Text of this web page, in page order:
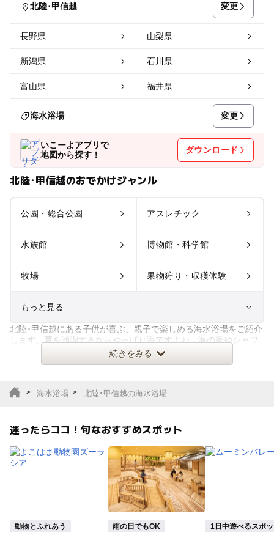
北陸･甲信越 変更
長野県 山梨県
新潟県 石川県
富山県 福井県
海水浴場 変更
いこーよアプリで
地図から探す！
ダウンロード
北陸･甲信越のおでかけジャンル
公園・総合公園 アスレチック
水族館 博物館・科学館
牧場 果物狩り・収穫体験
もっと見る
室内遊び場 遊園地
サファリパーク
植物園・フラワーパー
自然景観
農業体験
北陸･甲信越にある子供が喜ぶ、親子で楽しめる海水浴場をご紹介
します。夏を満喫するならやっぱり海ですよね。海の家やシャワ
ールーム、トイレなどの設備続きをみる
海水浴場 北陸･甲信越の海水浴場
迷ったらココ！旬なおすすめスポット
動物とふれあう 雨の日でもOK 1日中遊べるスポ